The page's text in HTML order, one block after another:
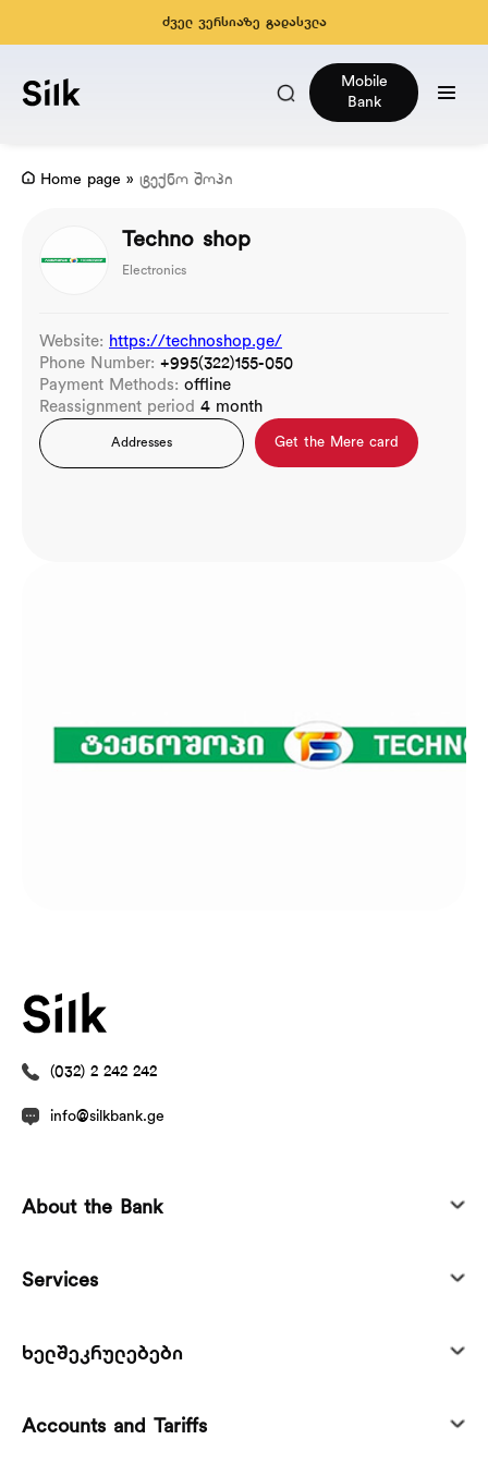
ძველ ვერსიაზე გადასვლა
Mobile
Bank
Home page » ტექნო შოპი
Techno shop
Electronics
Website: https://technoshop.ge/
Phone Number: +995(322)155-050
Payment Methods: offline
Reassignment period 4 month
Addresses Get the Mere card
(032) 2 242 242
info@silkbank.ge
About the Bank
Services
ხელშეკრულებები
Accounts and Tariffs